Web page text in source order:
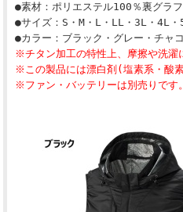
●素材：ポリエステル100％裏グラ
●サイズ：S・M・L・LL・3L・4L・
●カラー：ブラック・グレー・チャ
※チタン加工の特性上、摩擦や洗濯
※この製品には漂白剤(塩素系・酸
※ファン・バッテリーは別売りです。